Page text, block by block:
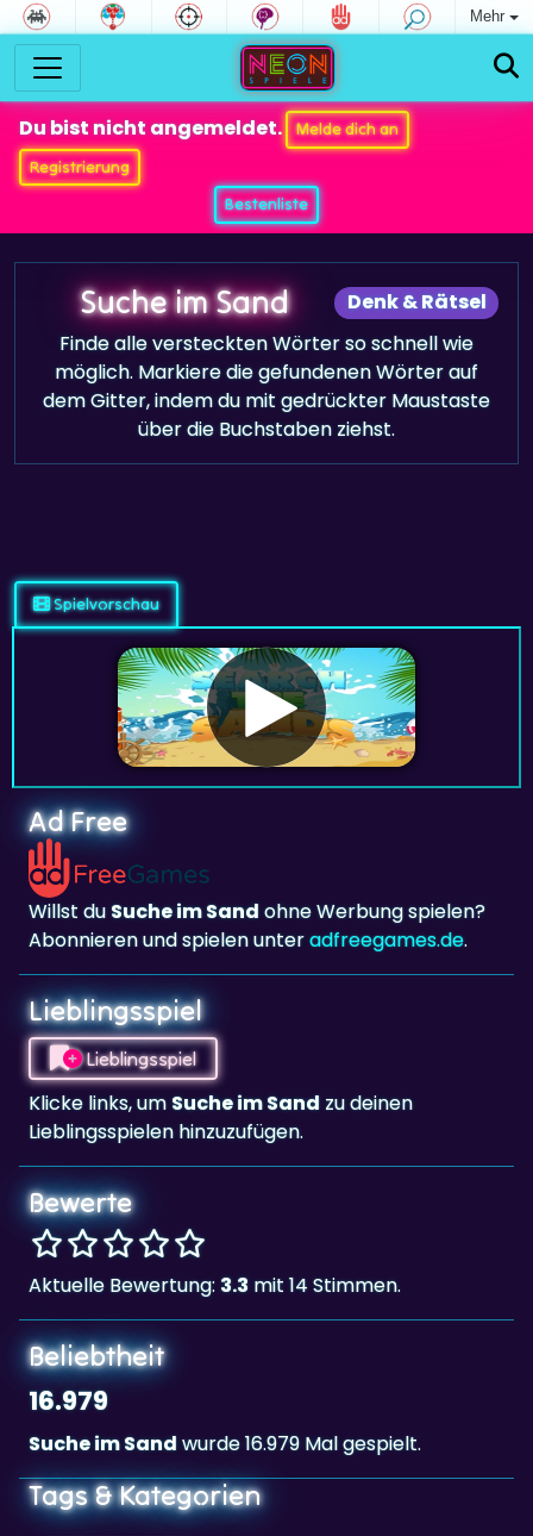
Mehr
Du bist nicht angemeldet.
Melde dich an
Registrierung
Bestenliste
Denk & Rätsel
Suche im Sand
Finde alle versteckten Wörter so schnell wie
möglich. Markiere die gefundenen Wörter auf
dem Gitter, indem du mit gedrückter Maustaste
über die Buchstaben ziehst.
Spielvorschau
Ad Free
Willst duSuche im Sandohne Werbung spielen?
Abonnieren und spielen unteradfreegames.de.
Lieblingsspiel
Lieblingsspiel
Klicke links, umSuche im Sandzu deinen
Lieblingsspielen hinzuzufügen.
Bewerte
Aktuelle Bewertung: 3.3 mit 14 Stimmen.
Beliebtheit
16.979
Suche im Sandwurde 16.979 Mal gespielt.
Tags & Kategorien